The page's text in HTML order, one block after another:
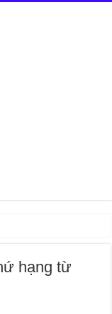
hạng từ